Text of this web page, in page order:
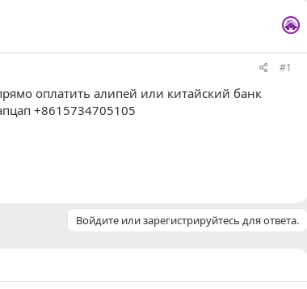
...
#1
оплатить алипей или китайский банк
+8615734705105
Войдите или зарегистрируйтесь для ответа.